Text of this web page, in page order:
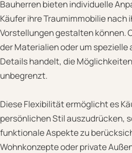
Bauherren bieten individuelle
Käufer ihre Traumimmobilie nach
Vorstellungen gestalten können.
der Materialien oder um
Details handelt, die
unbegrenzt.
Diese Flexibilität ermöglicht es
persönlichen Stil auszudrücken,
funktionale Aspekte zu
Wohnkonzepte oder private